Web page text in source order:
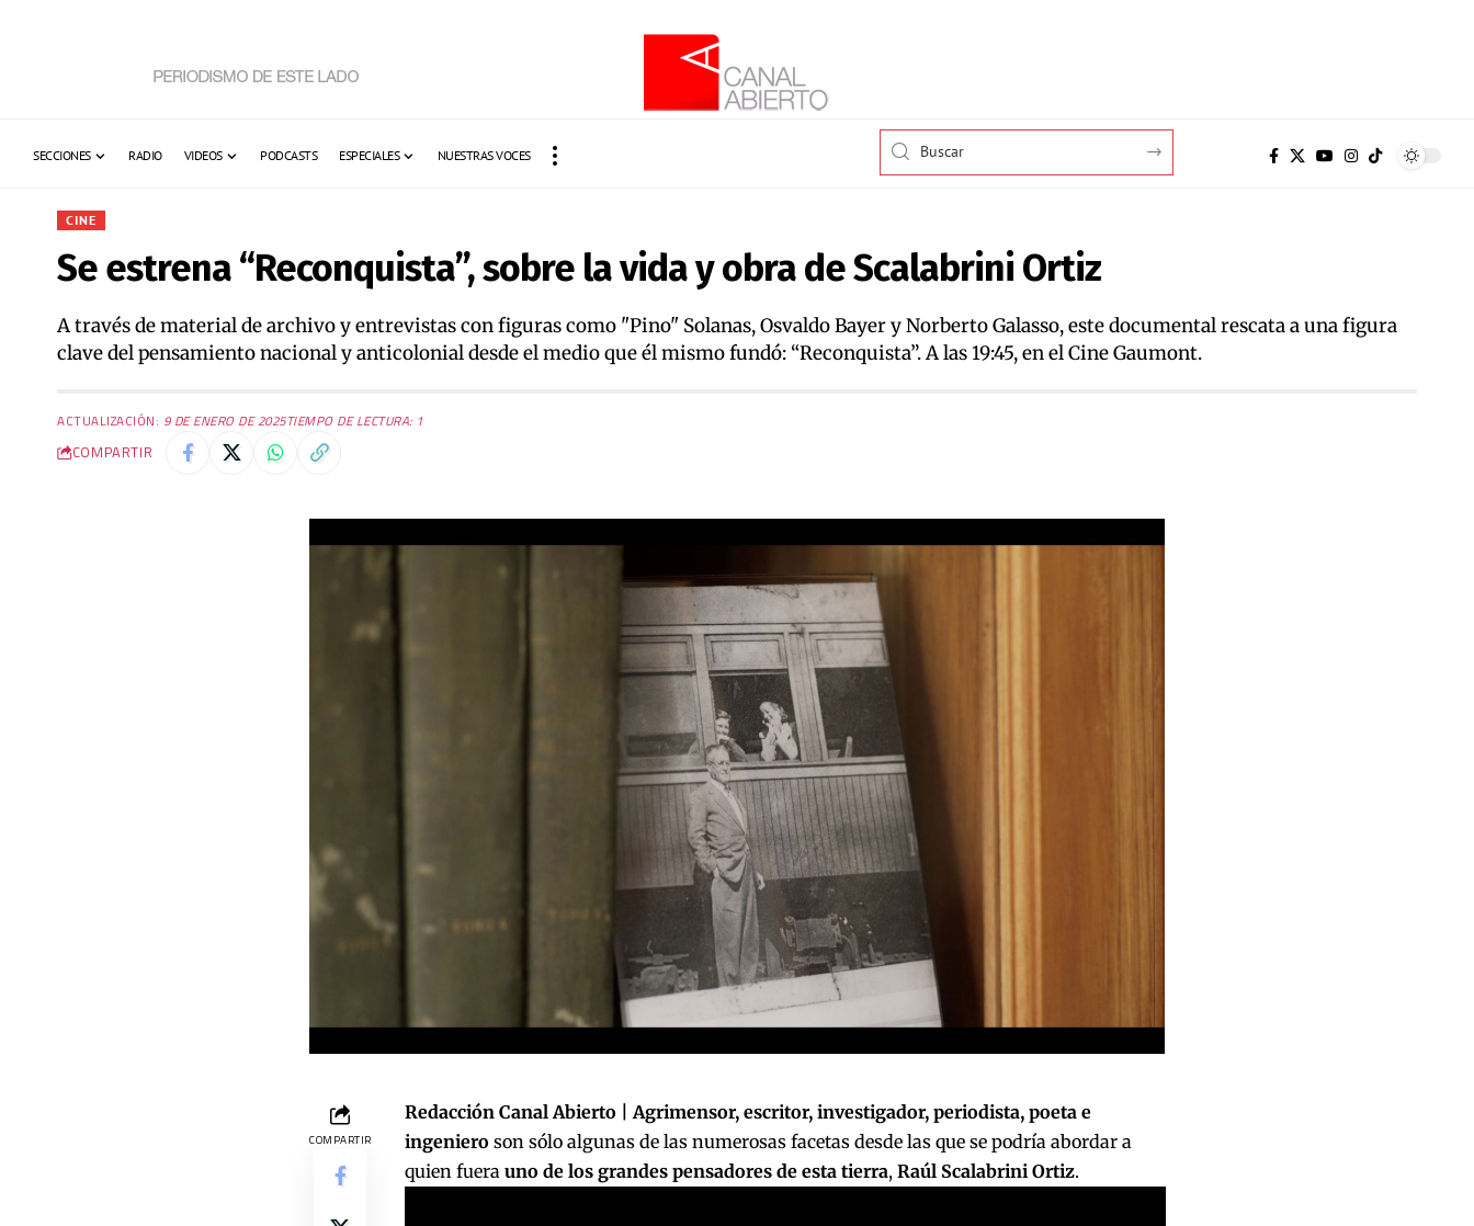
SECCIONES RADIO VIDEOS PODCASTS ESPECIALES NUESTRAS VOCES
CINE
Se estrena “Reconquista”, sobre la vida y obra de Scalabrini Ortiz
A través de material de archivo y entrevistas con figuras como "Pino" Solanas, Osvaldo Bayer y Norberto Galasso, este documental rescata a una figura
clave del pensamiento nacional y anticolonial desde el medio que él mismo fundó: “Reconquista”. A las 19:45, en el Cine Gaumont.
ACTUALIZACIÓN: 9 DE ENERO DE 2025TIEMPO DE LECTURA: 1
COMPARTIR
COMPARTIR
Redacción Canal Abierto | Agrimensor, escritor, investigador, periodista, poeta e
ingeniero son sólo algunas de las numerosas facetas desde las que se podría abordar a
quien fuera uno de los grandes pensadores de esta tierra, Raúl Scalabrini Ortiz.